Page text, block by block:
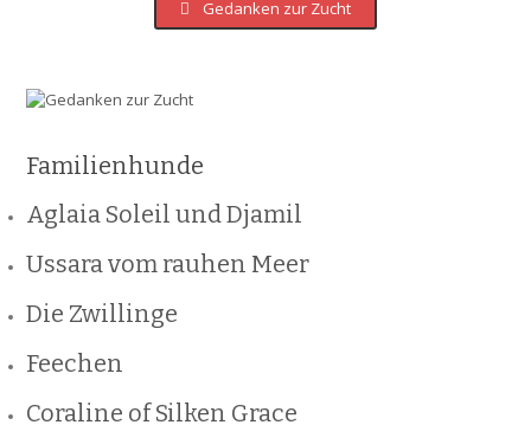
Gedanken zur Zucht
Familienhunde
Aglaia Soleil und Djamil
Ussara vom rauhen Meer
Die Zwillinge
Feechen
Coraline of Silken Grace